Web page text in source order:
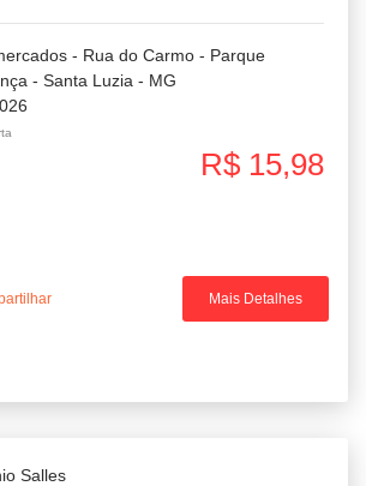
- Rua do Carmo - Parque
- Santa Luzia - MG
R$ 15,98
Mais Detalhes
Salles